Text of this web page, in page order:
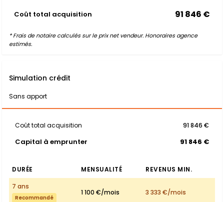
Coût total acquisition 91 846 €
* Frais de notaire calculés sur le prix net vendeur. Honoraires agence
estimés.
Simulation crédit
Sans apport
Coût total acquisition 91 846 €
Capital à emprunter 91 846 €
DURÉE MENSUALITÉ
REVENUS MIN.
7 ans
Recommandé
1 100 €/mois 3 333 €/mois